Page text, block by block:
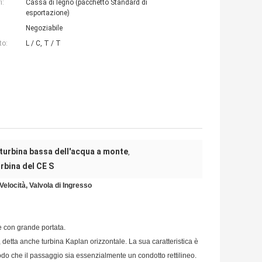
Cassa di legno (pacchetto Standard di
esportazione)
Negoziabile
L / C, T / T
turbina bassa dell'acqua a monte,
del CE S
Valvola di Ingresso
con grande portata.
anche turbina Kaplan orizzontale. La sua caratteristica è
che il passaggio sia essenzialmente un condotto rettilineo.